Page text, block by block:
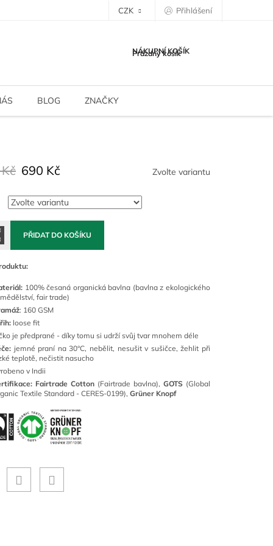
CZK Přihlášení
NÁKUPNÍ KOŠÍK
Prázdný košík
BLOG ZNAČKY
690 Kč Zvolte variantu
PŘIDAT DO KOŠÍKU
100% česaná organická bavlna (bavlna z ekologického
fair trade)
: 160 GSM
loose fit
je předprané - díky tomu si udrží svůj tvar mnohem déle
jemné praní na 30°C, nebělit, nesušit v sušičce, žehlit při
teplotě, nečistit nasucho
v Indii
Fairtrade Cotton (Fairtrade bavlna), GOTS (Global
Textile Standard - CERES-0199), Grüner Knopf